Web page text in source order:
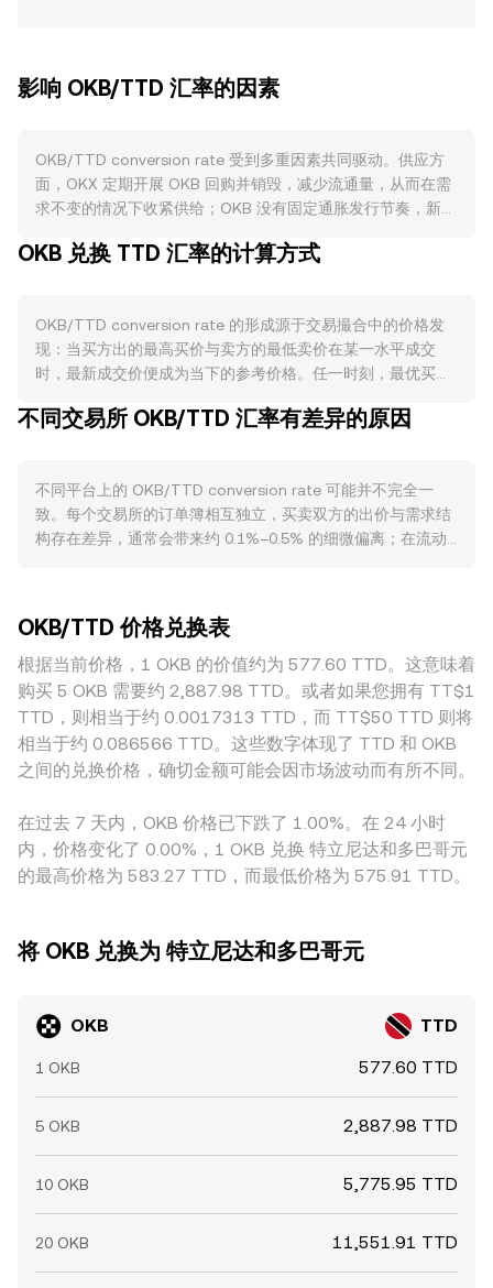
影响 OKB/TTD 汇率的因素
OKB/TTD conversion rate 受到多重因素共同驱动。供应方
面，OKX 定期开展 OKB 回购并销毁，减少流通量，从而在需
求不变的情况下收紧供给；OKB 没有固定通胀发行节奏，新增
计划中，锁定或长期持有也会阶段性降低市场可流通的 OKB，
额、以及在 OKB Chain 等相关链与应用中的潜在效用；当平
台交易活跃度、用户增长、合作场景与开发者生态改善时，对
OKB 的使用与持有需求可能上升，进而影响 OKB/TTD
存在联动，比特币的方向性波动、全球风险偏好变化、主要市
外汇政策影响，从报价端影响 OKB/TTD。监管事件方面，针
对交易平台代币的监管表述、合规进展、地域性上新或限制，
以及对交易所产品（如现货、衍生品）的许可变动，均可能改
后的交割合约与期权（若有）变动、链上与场内“巨鲸”地址的
大额转移与挂单行为，都会带来短期波动，在基本面之外叠加
波动性，影响 OKB/TTD conversion rate 的即时表现。
OKB 兑换 TTD 汇率的计算方式
OKB/TTD conversion rate 的形成源于交易撮合中的价格发
现：当买方出的最高买价与卖方的最低卖价在某一水平成交
时，最新成交价便成为当下的参考价格。任一时刻，最优买价
价，为 OKB/TTD 的参考定价提供锚点。在多家平台之间，数
用各平台价格按对应成交量加权后求和再除以总成交量。在实
际换算中，若以某一时刻的 OKB/TTD conversion rate 记为
r，则可用简单算式进行价值换算：以 OKB 计价时，TTD 值 =
动做市商（AMM）模型定价，池子遵循 x × y = k 的恒定乘积
关系，其中 x、y 分别代表池中两种资产数量，瞬时价格可近
似理解为 y/x；当有人用 OKB 兑换 TTD 或通过路由间接定价
时，池子资产配比变化会即时反映在 OKB/TTD conversion
rate 上。综合而言，撮合成交的最新价格、订单簿的买卖深度
与价差、跨平台的 VWAP 参考，以及 AMM 池的公式性定价，
共同决定了任意时刻 OKB/TTD conversion rate 的数值。
不同交易所 OKB/TTD 汇率有差异的原因
不同平台上的 OKB/TTD conversion rate 可能并不完全一
致。每个交易所的订单簿相互独立，买卖双方的出价与需求结
构存在差异，通常会带来约 0.1%–0.5% 的细微偏离；在流动
同样的成交更容易拉动或压低价格，造成平台间的瞬时差异。
地域与合规因素也会引发溢价或折价：针对交易平台代币的本
地政策、上架限制、以及法币入金通道的可达性差异，都会影
响当地用户对 OKB/TTD 的定价与成交偏好。此外，很多平台
实际通过基于 OKB/USDT 与 USDT/TTD 的两步路径间接报
价，USDT 相对于 TTD 的轻微溢价或贴水（即所谓的 USDT
基差）会被传导进最终的 OKB/TTD 报价。跨平台套利在一定
偏离较大时，套利者会在高价处卖出、低价处买入，从而收敛
价差；但受限于撮合延迟、提现与入金时间、费用与合规约
束，套利并不总能瞬时完成，因此短时间内的价差仍可能存
OKB/TTD 价格兑换表
根据当前价格，1 OKB 的价值约为 577.60 TTD。这意味着
购买 5 OKB 需要约 2,887.98 TTD。或者如果您拥有 TT$1
TTD，则相当于约 0.0017313 TTD，而 TT$50 TTD 则将
相当于约 0.086566 TTD。这些数字体现了 TTD 和 OKB
之间的兑换价格，确切金额可能会因市场波动而有所不同。
在过去 7 天内，OKB 价格已下跌了 1.00%。在 24 小时
内，价格变化了 0.00%，1 OKB 兑换 特立尼达和多巴哥元
的最高价格为 583.27 TTD，而最低价格为 575.91 TTD。
将 OKB 兑换为 特立尼达和多巴哥元
OKB TTD
1 OKB 577.60 TTD
5 OKB 2,887.98 TTD
10 OKB 5,775.95 TTD
20 OKB 11,551.91 TTD